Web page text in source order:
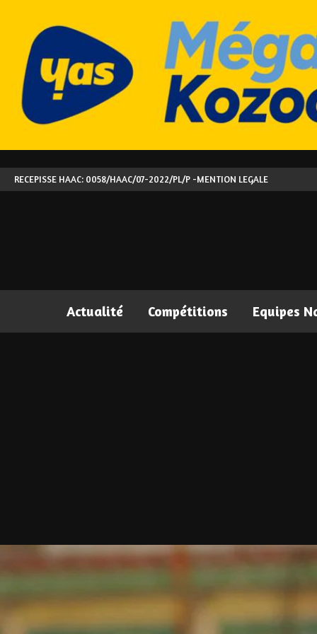
RECEPISSE HAAC: 0058/HAAC/07-2022/PL/P -MENTION LEGALE
Actualité Compétitions Equipes